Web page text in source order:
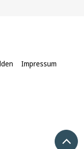
Impressum